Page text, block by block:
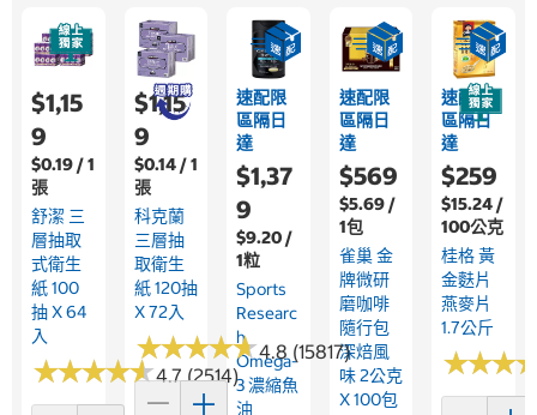
$1,15
9
$0.19 / 1
張
舒潔 三
層抽取
式衛生
紙 100
抽 X 64
入
★★★★★
★★★★★4.7 (2514)
$1,15
9
$0.14 / 1
張
科克蘭
三層抽
取衛生
紙 120抽
X 72入
★★★★★
★★★★★4.8 (15817)
速配限
區隔日
達
$1,37
9
$9.20 /
1粒
Sports
Researc
H
Omega-
3 濃縮魚
油
速配限
區隔日
達
$569
$5.69 /
1包
雀巢 金
牌微研
磨咖啡
隨行包
深焙風
味 2公克
X 100包
速配限
區隔日
達
$259
$15.24 /
100公克
桂格 黃
金麩片
燕麥片
1.7公斤
★★★
★★★